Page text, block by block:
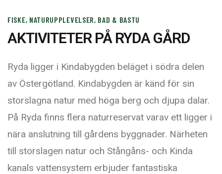
FISKE, NATURUPPLEVELSER, BAD & BASTU
AKTIVITETER PÅ RYDA GÅRD
Ryda ligger i Kindabygden beläget i södra delen
av Östergötland. Kindabygden är känd för sin
storslagna natur med höga berg och djupa dalar.
På Ryda finns flera naturreservat varav ett ligger i
nära anslutning till gårdens byggnader. Närheten
till storslagen natur och Stångåns- och Kinda
kanals vattensystem erbjuder fantastiska